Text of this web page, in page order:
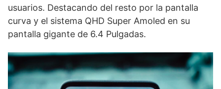
usuarios. Destacando del resto por la pantalla
curva y el sistema QHD Super Amoled en su
pantalla gigante de 6.4 Pulgadas.